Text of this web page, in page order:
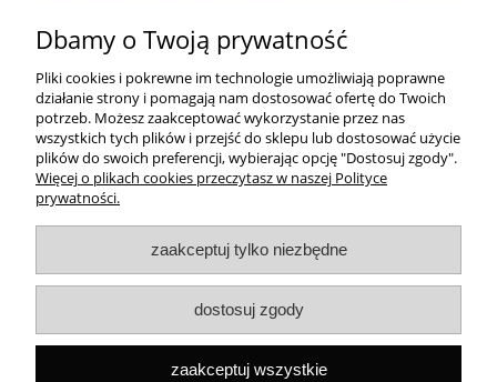
Pomoc
Dostawa
Moje konto
O firmie
Rekomendowane strony
Szybki kontakt
Dbamy o Twoją prywatność
Pliki cookies i pokrewne im technologie umożliwiają poprawne
działanie strony i pomagają nam dostosować ofertę do Twoich
potrzeb. Możesz zaakceptować wykorzystanie przez nas
wszystkich tych plików i przejść do sklepu lub dostosować użycie
plików do swoich preferencji, wybierając opcję "Dostosuj zgody".
Więcej o plikach cookies przeczytasz w naszej Polityce
prywatności.
zaakceptuj tylko niezbędne
dostosuj zgody
zaakceptuj wszystkie